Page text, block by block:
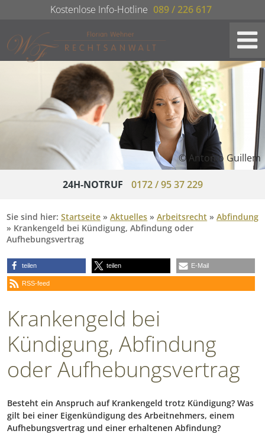
Kostenlose Info-Hotline 089 / 226 617
© Antonio Guillem
24H-NOTRUF 0172 / 95 37 229
Sie sind hier:Startseite »Aktuelles »Arbeitsrecht »Abfindung
» Krankengeld bei Kündigung, Abfindung oder
Aufhebungsvertrag
teilen teilen E-Mail
RSS-feed
Krankengeld bei
Kündigung, Abfindung
oder Aufhebungsvertrag
Besteht ein Anspruch auf Krankengeld trotz Kündigung? Was
gilt bei einer Eigenkündigung des Arbeitnehmers, einem
Aufhebungsvertrag und einer erhaltenen Abfindung?